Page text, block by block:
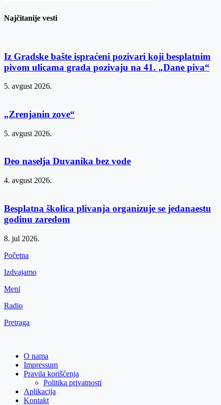
Najčitanije vesti
Iz Gradske bašte ispraćeni pozivari koji besplatnim
pivom ulicama grada pozivaju na 41. „Dane piva“
5. avgust 2026.
„Zrenjanin zove“
5. avgust 2026.
Deo naselja Duvanika bez vode
4. avgust 2026.
Besplatna školica plivanja organizuje se jedanaestu
godinu zaredom
8. jul 2026.
Početna
Izdvajamo
Meni
Radio
Pretraga
O nama
Impressum
Pravila korišćenja
Politika privatnosti
Aplikacija
Kontakt